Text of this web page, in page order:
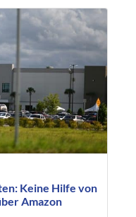
Keine Hilfe von
Amazon